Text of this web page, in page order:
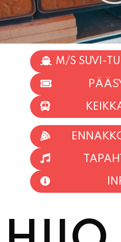
M/S SUVI-
HIIO
KESÄKAUSI